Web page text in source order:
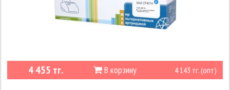
В корзину
4 455 тг. 4 143 тг. (опт)